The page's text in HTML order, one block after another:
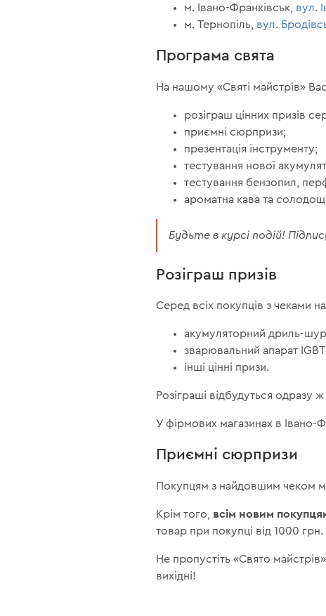
м. Івано-Франківськ, вул.
м. Тернопіль, вул.
Програма свята
На нашому «Святі майстрів»
розіграш цінних призів
приємні сюрпризи;
презентація інструменту;
тестування нової
тестування бензопил,
ароматна кава та
Будьте в курсі подій!
Розіграш призів
Серед всіх покупців з чеками
акумуляторний дриль-
зварювальний апарат
інші цінні призи.
Розіграші відбудуться
У фірмових магазинах в Івано-
Приємні сюрпризи
Покупцям з найдовшим чеком
Крім того, всім новим
товар при покупці від 1000 грн.
Не пропустіть «Свято
вихідні!